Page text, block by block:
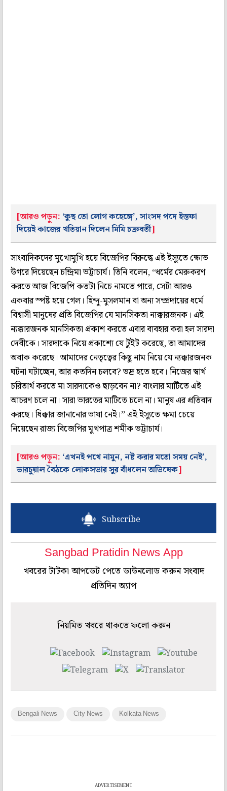
[আরও পড়ুন: ‘কুছ তো লোগ কহেঙ্গে’, সাংসদ পদে ইস্তফা
দিয়েই কাজের খতিয়ান দিলেন মিমি চক্রবর্তী]
সাংবাদিকদের মুখোমুখি হয়ে বিজেপির বিরুদ্ধে এই ইস্যুতে ক্ষোভ
উগরে দিয়েছেন চন্দ্রিমা ভট্টাচার্য। তিনি বলেন, ‘‘ধর্মের মেরুকরণ
করতে আজ বিজেপি কতটা নিচে নামতে পারে, সেটা আরও
একবার স্পষ্ট হয়ে গেল। হিন্দু-মুসলমান বা অন্য সম্প্রদায়ের ধর্মে
বিশ্বাসী মানুষের প্রতি বিজেপির যে মানসিকতা ন্যক্কারজনক। এই
ন্যক্কারজনক মানসিকতা প্রকাশ করতে এবার ব্যবহার করা হল সারদা
দেবীকে। সারদাকে নিয়ে প্রকাশ্যে যে টুইট করেছে, তা আমাদের
অবাক করেছে। আমাদের নেতৃত্বের কিছু নাম নিয়ে যে ন্যক্কারজনক
ঘটনা ঘটাচ্ছেন, আর কতদিন চলবে? ভদ্র হতে হবে। নিজের স্বার্থ
চরিতার্থ করতে মা সারদাকেও ছাড়বেন না? বাংলার মাটিতে এই
আচরণ চলে না। সারা ভারতের মাটিতে চলে না। মানুষ এর প্রতিবাদ
করছে। ধিক্কার জানানোর ভাষা নেই।’’ এই ইস্যুতে ক্ষমা চেয়ে
নিয়েছেন রাজ্য বিজেপির মুখপাত্র শমীক ভট্টাচার্য।
[আরও পড়ুন: ‘এখনই পথে নামুন, নষ্ট করার মতো সময় নেই’,
ভারচুয়াল বৈঠকে লোকসভার সুর বাঁধলেন অভিষেক]
Subscribe
Sangbad Pratidin News App
খবরের টাটকা আপডেট পেতে ডাউনলোড করুন সংবাদ
প্রতিদিন অ্যাপ
নিয়মিত খবরে থাকতে ফলো করুন
Bengali News City News Kolkata News
ADVERTISEMENT